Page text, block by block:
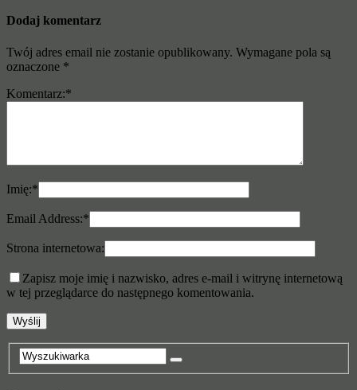
Dodaj komentarz
Twój adres email nie zostanie opublikowany. Wymagane pola są
oznaczone *
Komentarz:*
Imię:*
Email Address:*
Strona internetowa:
Zapisz moje imię i nazwisko, adres e-mail i witrynę internetową
w tej przeglądarce do następnego komentowania.